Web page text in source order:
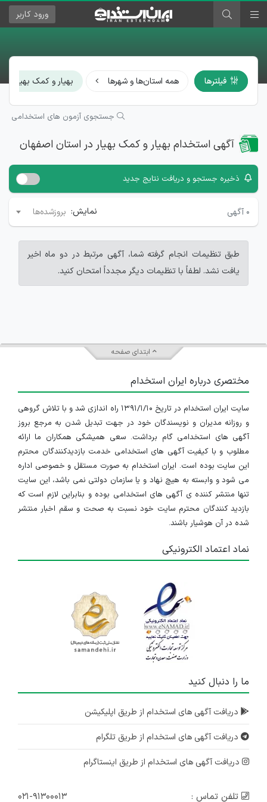
ورود کاربر
فیلترها همه استان‌ها و شهرها بهیار و کمک بهیار
جستجوی آزمون های استخدامی
آگهی استخدام بهیار و کمک بهیار در استان اصفهان
ذخیره جستجو و دریافت نتایج جدید
۰ آگهی نمایش: بروزشده‌ها
طبق تنظیمات انجام گرفته شما، آگهی مرتبط در دو ماه اخیر
یافت نشد. لطفاً با تنظیمات دیگر مجدداً امتحان کنید.
ابتدای صفحه
مختصری درباره ایران استخدام
سایت ایران استخدام در تاریخ ۱۳۹۱/۱/۱۰ راه اندازی شد و با تلاش گروهی
و روزانه مدیران و نویسندگان خود در جهت تبدیل شدن به مرجع بروز
آگهی های استخدامی گام برداشت. سعی همیشگی همکاران ما ارائه
مطلوب و با کیفیت آگهی های استخدامی خدمت بازدیدکنندگان محترم
این سایت بوده است. ایران استخدام به صورت مستقل و خصوصی اداره
می شود و وابسته به هیچ نهاد و یا سازمان دولتی نمی باشد، این سایت
تنها منتشر کننده ی آگهی های استخدامی بوده و بنابراین لازم است که
بازدید کنندگان محترم سایت خود نسبت به صحت و سقم اخبار منتشر
شده در آن هوشیار باشند.
نماد اعتماد الکترونیکی
ما را دنبال کنید
دریافت آگهی های استخدام از طریق اپلیکیشن
دریافت آگهی های استخدام از طریق تلگرام
دریافت آگهی های استخدام از طریق اینستاگرام
تلفن تماس : ۰۲۱-۹۱۳۰۰۰۱۳